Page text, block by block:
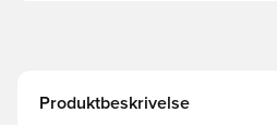
Produktbeskrivelse